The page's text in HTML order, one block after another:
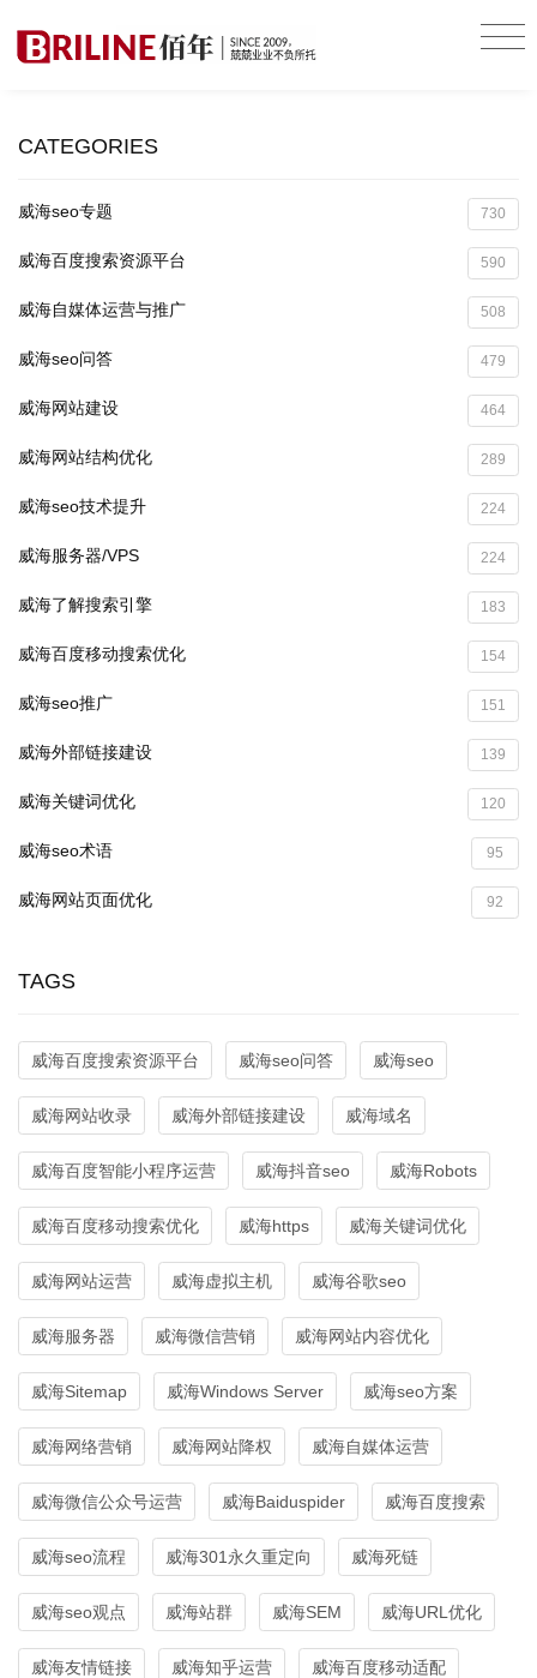
CATEGORIES
威海seo专题 730
威海百度搜索资源平台 590
威海自媒体运营与推广 508
威海seo问答 479
威海网站建设 464
威海网站结构优化 289
威海seo技术提升 224
威海服务器/VPS 224
威海了解搜索引擎 183
威海百度移动搜索优化 154
威海seo推广 151
威海外部链接建设 139
威海关键词优化 120
威海seo术语 95
威海网站页面优化 92
TAGS
威海百度搜索资源平台 威海seo问答 威海seo
威海网站收录 威海外部链接建设 威海域名
威海百度智能小程序运营 威海抖音seo 威海Robots
威海百度移动搜索优化 威海https 威海关键词优化
威海网站运营 威海虚拟主机 威海谷歌seo
威海服务器 威海微信营销 威海网站内容优化
威海Sitemap 威海Windows Server 威海seo方案
威海网络营销 威海网站降权 威海自媒体运营
威海微信公众号运营 威海Baiduspider 威海百度搜索
威海seo流程 威海301永久重定向 威海死链
威海seo观点 威海站群 威海SEM 威海URL优化
威海友情链接 威海知乎运营 威海百度移动适配